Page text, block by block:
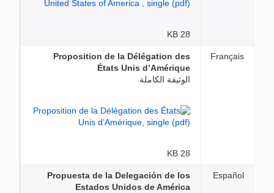
28 KB
Français
Proposition de la Délégation des
États Unis d’Amérique
الوثيقة الكاملة
28 KB
Español
Propuesta de la Delegación de los
Estados Unidos de América